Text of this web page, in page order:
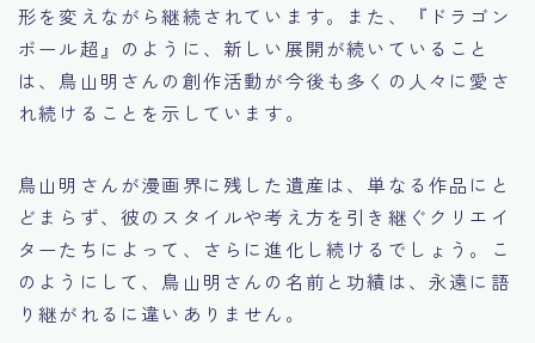
形を変えながら継続されています。また、『ドラゴン
ボール超』のように、新しい展開が続いていること
は、鳥山明さんの創作活動が今後も多くの人々に愛さ
れ続けることを示しています。
鳥山明さんが漫画界に残した遺産は、単なる作品にと
どまらず、彼のスタイルや考え方を引き継ぐクリエイ
ターたちによって、さらに進化し続けるでしょう。こ
のようにして、鳥山明さんの名前と功績は、永遠に語
り継がれるに違いありません。